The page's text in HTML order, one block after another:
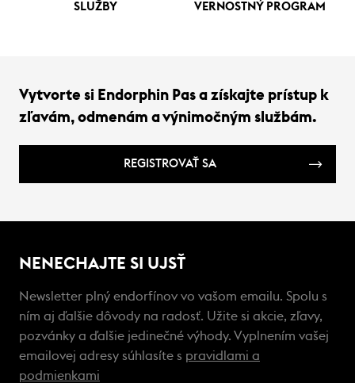
SLUŽBY VERNOSTNÝ PROGRAM
Vytvorte si Endorphin Pas a získajte prístup k
zľavám, odmenám a výnimočným službám.
REGISTROVAŤ SA
NENECHAJTE SI UJSŤ
Newsletter plný endorfínov vo vašom emailu. Spolu s
ním aj ďalšie dôvody na radosť. Užite si akcie, zľavy,
pozvánky a ďalšie jedinečné výhody. Vyplnením vašej
emailovej adresy súhlasíte s pravidlami a
podmienkami